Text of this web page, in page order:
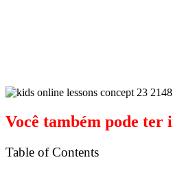
Você também pode ter
Table of Contents